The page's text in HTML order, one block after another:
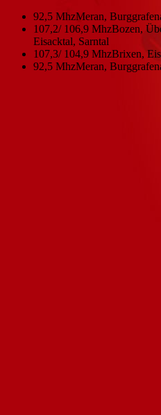
92,5 MhzMeran,
107,2/ 106,9 MhzBozen,
Eisacktal, Sarntal
107,3/ 104,9 MhzBrixen,
92,5 MhzMeran,